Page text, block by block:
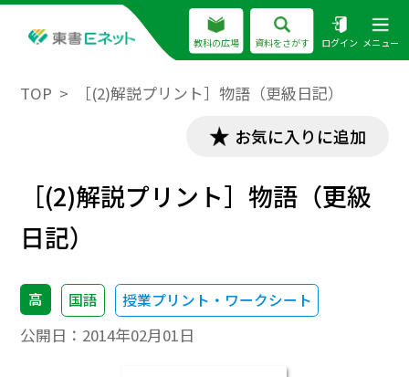
教科の広場 資料をさがす ログイン メニュー
TOP ［(2)解説プリント］物語（更級日記）
お気に入りに追加
［(2)解説プリント］物語（更級
日記）
高 国語 授業プリント・ワークシート
公開日： 2014年02月01日